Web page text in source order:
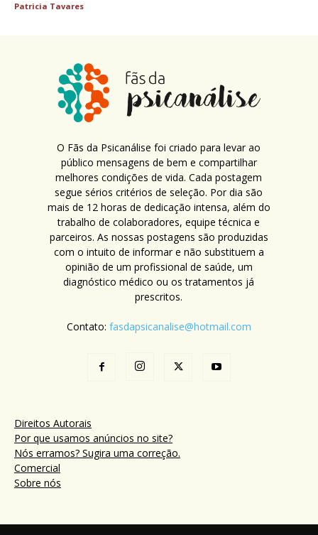
Patricia Tavares
O Fãs da Psicanálise foi criado para levar ao
público mensagens de bem e compartilhar
melhores condições de vida. Cada postagem
segue sérios critérios de seleção. Por dia são
mais de 12 horas de dedicação intensa, além do
trabalho de colaboradores, equipe técnica e
parceiros. As nossas postagens são produzidas
com o intuito de informar e não substituem a
opinião de um profissional de saúde, um
diagnóstico médico ou os tratamentos já
prescritos.
Contato: fasdapsicanalise@hotmail.com
Direitos Autorais
Por que usamos anúncios no site?
Nós erramos? Sugira uma correção.
Comercial
Sobre nós